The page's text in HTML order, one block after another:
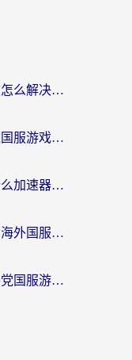
女神星球海外服务器链接失败怎么解决？海外党国服游戏加速避坑指南
日本怎么玩君临传奇？海外党国服游戏加速避坑指南（附菲律宾欧洲玩家实测）
海外党必看：打穿越火线用什么加速器？解决延迟卡顿，还能玩奇妙拼图世界和第五人格
波兰怎么玩无悔华夏不卡顿？海外国服游戏加速器终极指南（附征途2萤火突击解决方案）
英国怎么玩叫我大掌柜？海外党国服游戏加速避坑指南（附实测推荐）